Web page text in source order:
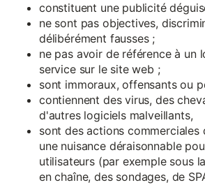
constituent une publicité
ne sont pas objectives,
délibérément fausses ;
ne pas avoir de référence à un
service sur le site web ;
sont immoraux, offensants ou
contiennent des virus, des
d'autres logiciels malveillants,
sont des actions commerciales
une nuisance déraisonnable
utilisateurs (par exemple sous
en chaîne, des sondages, de